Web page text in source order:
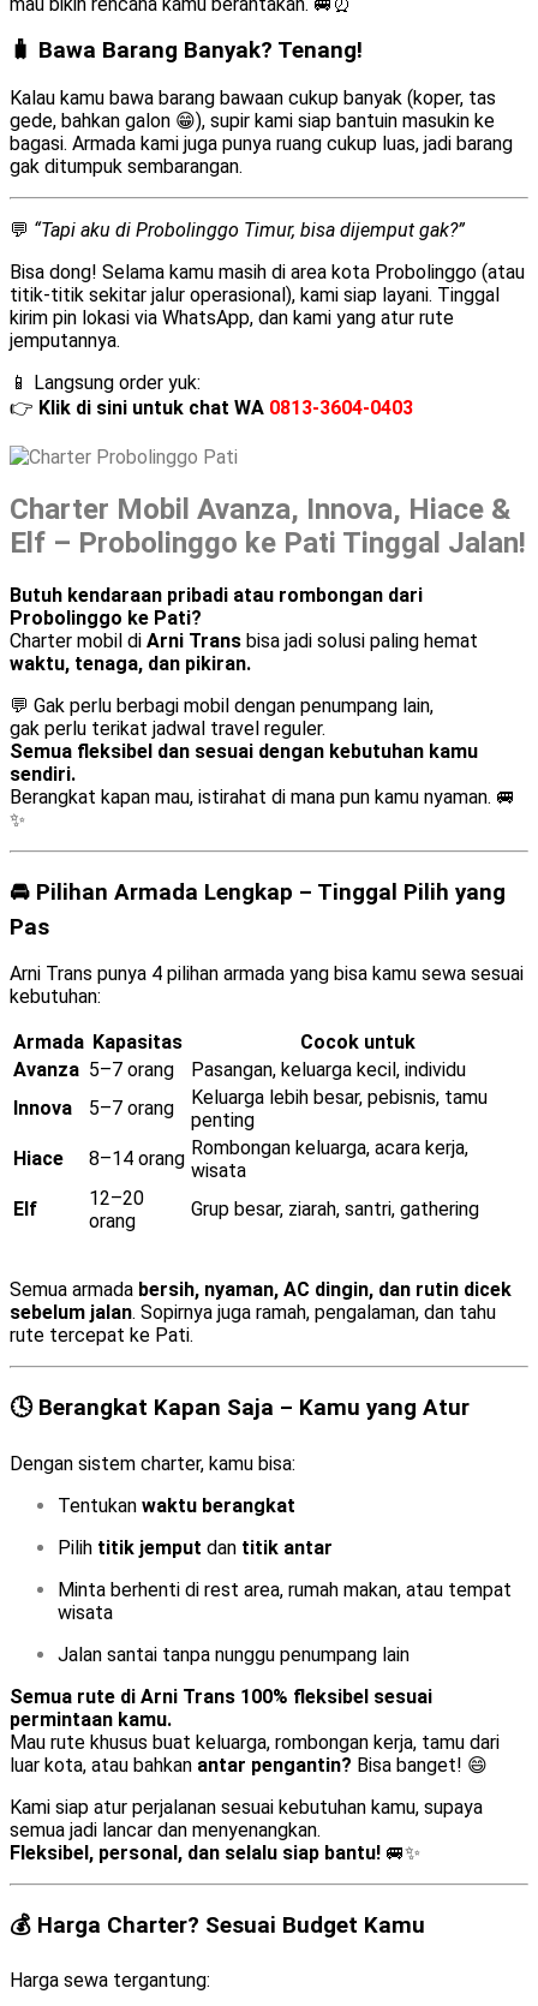
🧳 Bawa Barang Banyak? Tenang!
Kalau kamu bawa barang bawaan cukup banyak (koper, tas
gede, bahkan galon 😁), supir kami siap bantuin masukin ke
bagasi. Armada kami juga punya ruang cukup luas, jadi barang
gak ditumpuk sembarangan.
💬 “Tapi aku di Probolinggo Timur, bisa dijemput gak?”
Bisa dong! Selama kamu masih di area kota Probolinggo (atau
titik-titik sekitar jalur operasional), kami siap layani. Tinggal
kirim pin lokasi via WhatsApp, dan kami yang atur rute
jemputannya.
📱 Langsung order yuk:
👉 Klik di sini untuk chat WA 0813-3604-0403
Charter Mobil Avanza, Innova, Hiace &
Elf – Probolinggo ke Pati Tinggal Jalan!
Butuh kendaraan pribadi atau rombongan dari
Probolinggo ke Pati?
Charter mobil di Arni Trans bisa jadi solusi paling hemat
waktu, tenaga, dan pikiran.
💬 Gak perlu berbagi mobil dengan penumpang lain,
gak perlu terikat jadwal travel reguler.
Semua fleksibel dan sesuai dengan kebutuhan kamu
sendiri.
Berangkat kapan mau, istirahat di mana pun kamu nyaman. 🚐
✨
🚘 Pilihan Armada Lengkap – Tinggal Pilih yang
Pas
Arni Trans punya 4 pilihan armada yang bisa kamu sewa sesuai
kebutuhan:
Armada Kapasitas
Cocok untuk
Avanza 5–7 orang
Pasangan, keluarga kecil, individu
Innova
5–7 orang
Keluarga lebih besar, pebisnis, tamu
penting
Hiace
8–14 orang Rombongan keluarga, acara kerja,
wisata
Elf
12–20
orang
Grup besar, ziarah, santri, gathering
Semua armada bersih, nyaman, AC dingin, dan rutin dicek
sebelum jalan. Sopirnya juga ramah, pengalaman, dan tahu
rute tercepat ke Pati.
🕓 Berangkat Kapan Saja – Kamu yang Atur
Dengan sistem charter, kamu bisa:
Tentukan waktu berangkat
Pilih titik jemput dan titik antar
Minta berhenti di rest area, rumah makan, atau tempat
wisata
Jalan santai tanpa nunggu penumpang lain
Semua rute di Arni Trans 100% fleksibel sesuai
permintaan kamu.
Mau rute khusus buat keluarga, rombongan kerja, tamu dari
luar kota, atau bahkan antar pengantin? Bisa banget! 😄
Kami siap atur perjalanan sesuai kebutuhan kamu, supaya
semua jadi lancar dan menyenangkan.
Fleksibel, personal, dan selalu siap bantu! 🚐✨
💰 Harga Charter? Sesuai Budget Kamu
Harga sewa tergantung: